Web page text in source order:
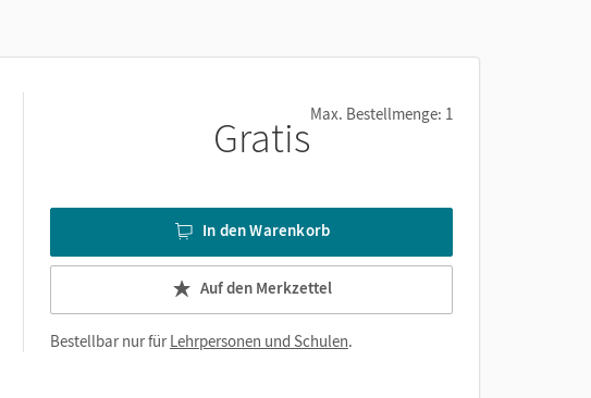
GratisMax. Bestellmenge: 1
In den Warenkorb
Auf den Merkzettel
Bestellbar nur fürLehrpersonen und Schulen.